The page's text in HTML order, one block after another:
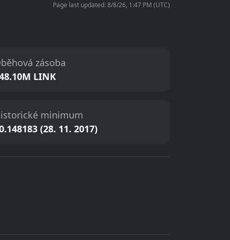
Page last updated: 8/8/26, 1:47 PM (UTC)
zásoba
LINK
minimum
(28. 11. 2017)